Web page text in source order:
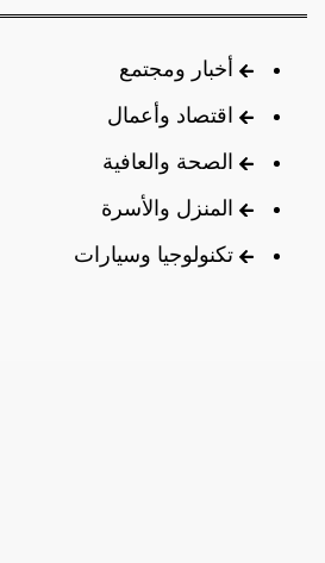
أخبار ومجتمع
اقتصاد وأعمال
الصحة والعافية
المنزل والأسرة
تكنولوجيا وسيارات